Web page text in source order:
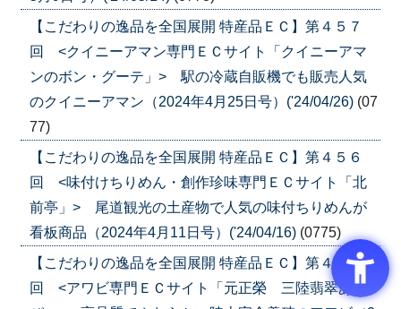
【こだわりの逸品を全国展開 特産品ＥＣ】第４５７
回 <クイニーアマン専門ＥＣサイト「クイニーアマ
ンのボン・グーテ」> 駅の冷蔵自販機でも販売人気
のクイニーアマン（2024年4月25日号）('24/04/26) (07
77)
【こだわりの逸品を全国展開 特産品ＥＣ】第４５６
回 <味付けちりめん・創作珍味専門ＥＣサイト「北
前亭」> 尾道観光の土産物で人気の味付ちりめんが
看板商品（2024年4月11日号）('24/04/16) (0775)
【こだわりの逸品を全国展開 特産品ＥＣ】第４５５
回 <アワビ専門ＥＣサイト「元正榮 三陸翡翠あわ